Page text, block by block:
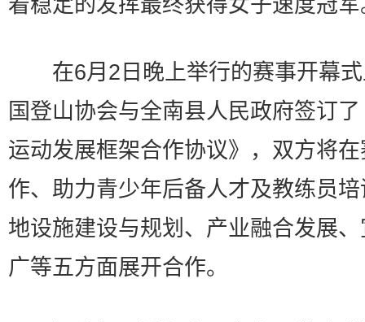
着稳定的发挥最终获得女子速度冠军
在6月2日晚上举行的赛事开幕式
国登山协会与全南县人民政府签订
运动发展框架合作协议》，双方将
作、助力青少年后备人才及教练员
地设施建设与规划、产业融合发展
广等五方面展开合作。